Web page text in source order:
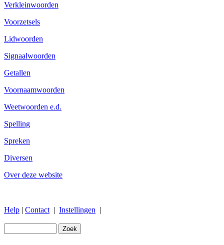
Verkleinwoorden
Voorzetsels
Lidwoorden
Signaalwoorden
Getallen
Voornaamwoorden
Weetwoorden e.d.
Spelling
Spreken
Diversen
Over deze website
Help | Contact | Instellingen |